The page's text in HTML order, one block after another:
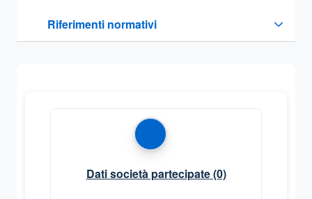
Riferimenti normativi
Sezione compressa
Dati società partecipate(0)